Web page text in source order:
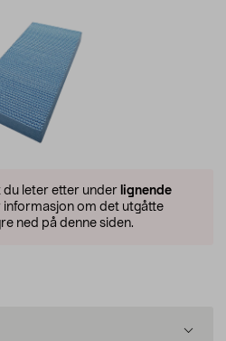
du leter etter under lignende
informasjon om det utgåtte
ned på denne siden.